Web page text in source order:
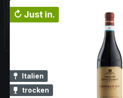
↻ Just in.
Italien
trocken